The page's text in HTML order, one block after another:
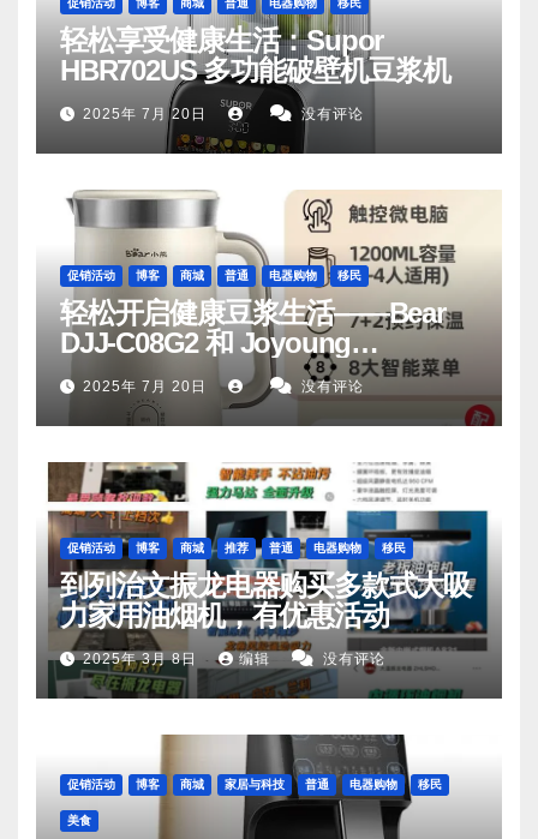
轻松享受健康生活：Supor
HBR702US 多功能破壁机豆浆机
2025年 7月 20日 没有评论
促销活动 博客 商城 普通 电器购物 移民
轻松开启健康豆浆生活——Bear
DJJ‑C08G2 和 Joyoung
DJ06M‑D53，你值得拥有
2025年 7月 20日 没有评论
促销活动 博客 商城 推荐 普通 电器购物 移民
到列治文振龙电器购买多款式大吸
力家用油烟机，有优惠活动
2025年 3月 8日 编辑 没有评论
促销活动 博客 商城 家居与科技 普通 电器购物 移民
美食